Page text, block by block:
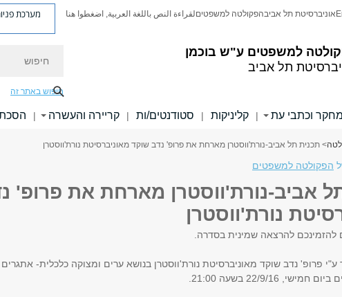
למשפטים ע"ש בוכמן
תל אביב
אוניברסיטת תל אביבהפקולטה למשפטיםلقراءة النص باللغة العربية, اضغطوا هنا מערכת
חיפוש באתר זה
מחקר וכתבי עת | קליניקות | סטודנטים/ות | קריירה והעשרה |
> תכנית תל אביב-נורת'ווסטרן מארחת את פרופ' נדב שוקד מאוניברסיטת נורת'ווסטרן
הפקולטה למשפטים
אביב-נורת'ווסטרן מארחת את פרופ'
נורת'ווסטרן
להזמינכם להרצאה שמינית בסדרה.
פרופ' נדב שוקד מאוניברסיטת נורת'ווסטרן בנושא ערים ומצוקה כלכלית-
22/9/16 בשעה 21:00.